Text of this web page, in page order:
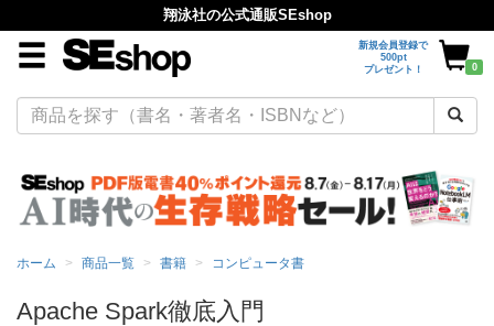
翔泳社の公式通販SEshop
新規会員登録で
500pt
プレゼント！
0
ホーム 商品一覧 書籍 コンピュータ書
Apache Spark徹底入門